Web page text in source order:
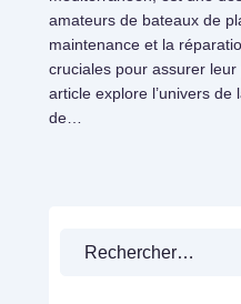
amateurs de bateaux de
maintenance et la
cruciales pour assurer
article explore l’univers
de…